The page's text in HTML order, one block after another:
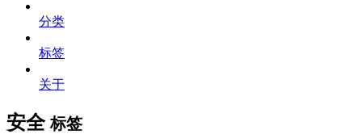
分类
标签
关于
安全标签